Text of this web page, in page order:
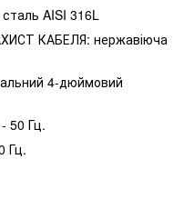
AISI 316L
КАБЕЛЯ: нержавіюча
4-дюймовий
50 Гц.
Гц.